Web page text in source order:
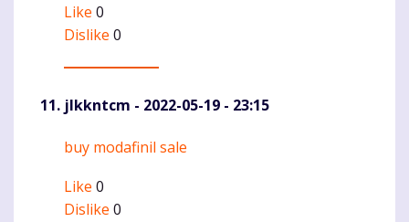
Like 0
Dislike 0
jlkkntcm - 2022-05-19 - 23:15
Komentaras
buy modafinil sale
Like 0
Dislike 0